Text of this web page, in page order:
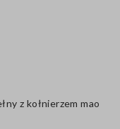
z kołnierzem mao